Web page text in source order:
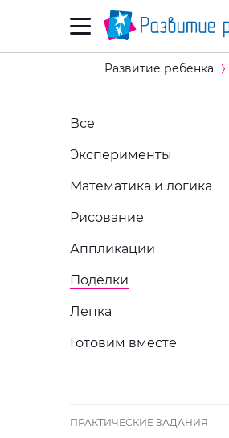
Развитие ребенка
Все
Эксперименты
Математика и логика
Рисование
Аппликации
Поделки
Лепка
Готовим вместе
ПРАКТИЧЕСКИЕ ЗАДАНИЯ